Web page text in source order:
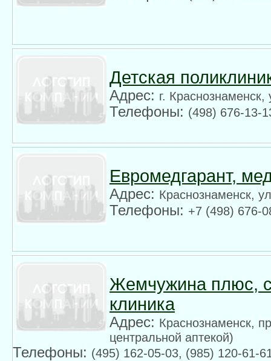
Детская
Адрес:г.
Телефоны:(498) 676-13-
Евромедгарант,
Адрес:Краснознаменск,
Телефоны:+7 (498) 676-
Жемчужина плюс,
клиника
Адрес:Краснознаменск,
центральной аптекой)
Телефоны:(495) 162-05-03, (985) 120-61-